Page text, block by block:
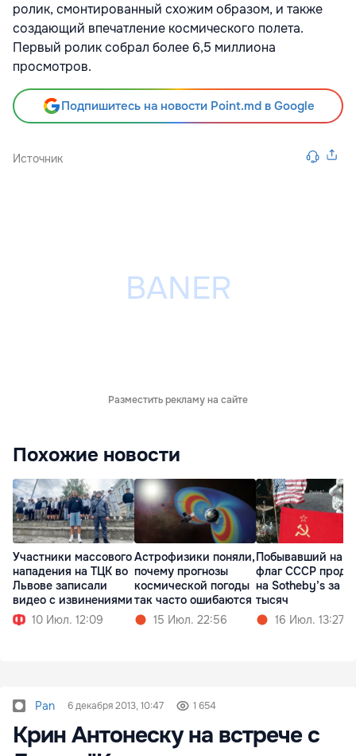
ролик, смонтированный схожим образом, и также
создающий впечатление космического полета.
Первый ролик собрал более 6,5 миллиона
просмотров.
Подпишитесь на новости Point.md в Google
Источник
Разместить рекламу на сайте
Похожие новости
Участники массового
нападения на ТЦК во
Львове записали
видео с извинениями
10 Июл. 12:09
Астрофизики поняли,
почему прогнозы
космической погоды
так часто ошибаются
15 Июл. 22:56
Побывавший на
флаг СССР
на Sotheby’s за
тысяч
16 Июл. 13:27
Pan 6 декабря 2013, 10:47 1 654
Крин Антонеску на встрече с